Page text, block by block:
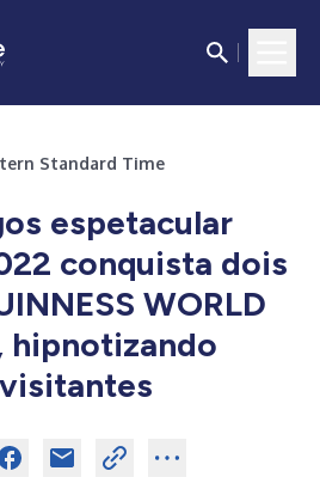
Standard Time
espetacular
conquista dois
WORLD
hipnotizando